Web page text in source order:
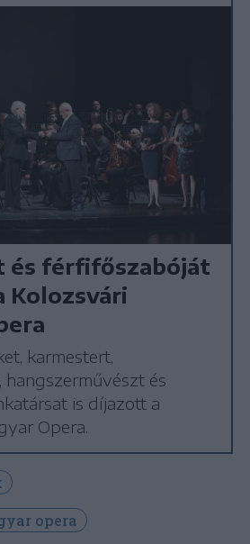
és férfifőszabóját
Kolozsvári
karmestert,
hangszerművészt és
is díjazott a
Opera.
opera